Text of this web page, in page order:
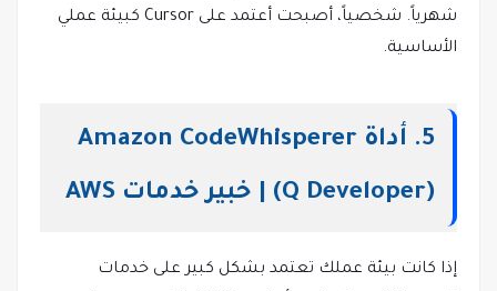
شهرياً. شخصياً، أصبحت أعتمد على Cursor كبيئة عملي
الأساسية.
5. أداة Amazon CodeWhisperer
(Q Developer) | خبير خدمات AWS
إذا كانت بيئة عملك تعتمد بشكل كبير على خدمات